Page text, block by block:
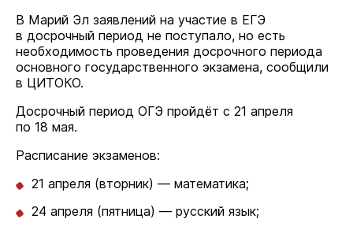
В Марий Эл заявлений на участие в ЕГЭ
в досрочный период не поступало, но есть
необходимость проведения досрочного периода
основного государственного экзамена, сообщили
в ЦИТОКО.
Досрочный период ОГЭ пройдёт с 21 апреля
по 18 мая.
Расписание экзаменов:
21 апреля (вторник) — математика;
24 апреля (пятница) — русский язык;